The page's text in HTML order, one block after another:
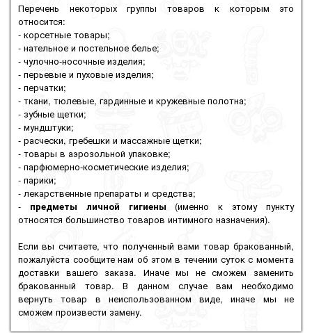
Перечень некоторых группы товаров к которым это
относится:
- корсетные товары;
- нательное и постельное белье;
- чулочно-носочные изделия;
- перьевые и пуховые изделия;
- перчатки;
- ткани, тюлевые, гардинные и кружевные полотна;
- зубные щетки;
- мундштуки;
- расчески, гребешки и массажные щетки;
- товары в аэрозольной упаковке;
- парфюмерно-косметические изделия;
- парики;
- лекарственные препараты и средства;
- предметы личной гигиены (именно к этому пункту
относятся большинство товаров интимного назначения).
Если вы считаете, что полученный вами товар бракованный,
пожалуйста сообщите нам об этом в течении суток с момента
доставки вашего заказа. Иначе мы не сможем заменить
бракованный товар. В данном случае вам необходимо
вернуть товар в неиспользованном виде, иначе мы не
сможем произвести замену.